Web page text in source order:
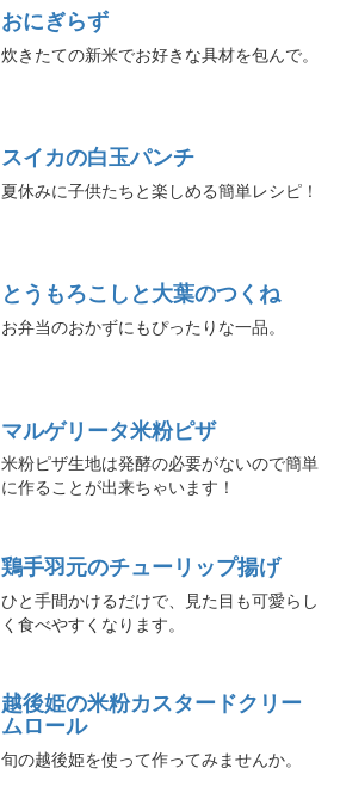
おにぎらず
炊きたての新米でお好きな具材を包んで。
スイカの白玉パンチ
夏休みに子供たちと楽しめる簡単レシピ！
とうもろこしと大葉のつくね
お弁当のおかずにもぴったりな一品。
マルゲリータ米粉ピザ
米粉ピザ生地は発酵の必要がないので簡単
に作ることが出来ちゃいます！
鶏手羽元のチューリップ揚げ
ひと手間かけるだけで、見た目も可愛らし
く食べやすくなります。
越後姫の米粉カスタードクリー
ムロール
旬の越後姫を使って作ってみませんか。